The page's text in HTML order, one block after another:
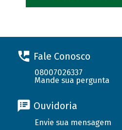
Fale Conosco
08007026337
Mande sua pergunta
Ouvidoria
Envie sua mensagem